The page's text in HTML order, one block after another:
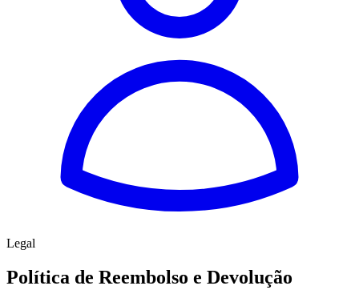
Legal
Política de Reembolso e Devolução